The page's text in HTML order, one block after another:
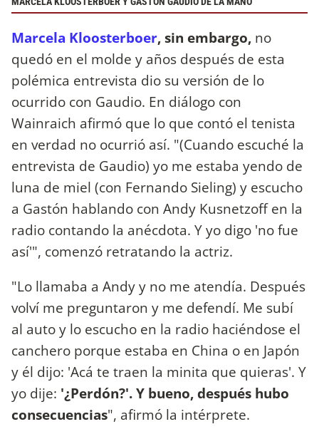
Marcela Kloosterboer, sin embargo, no
quedó en el molde y años después de esta
polémica entrevista dio su versión de lo
ocurrido con Gaudio. En diálogo con
Wainraich afirmó que lo que contó el tenista
en verdad no ocurrió así. "(Cuando escuché la
entrevista de Gaudio) yo me estaba yendo de
luna de miel (con Fernando Sieling) y escucho
a Gastón hablando con Andy Kusnetzoff en la
radio contando la anécdota. Y yo digo 'no fue
así'", comenzó retratando la actriz.
"Lo llamaba a Andy y no me atendía. Después
volví me preguntaron y me defendí. Me subí
al auto y lo escucho en la radio haciéndose el
canchero porque estaba en China o en Japón
y él dijo: 'Acá te traen la minita que quieras'. Y
yo dije: '¿Perdón?'. Y bueno, después hubo
consecuencias", afirmó la intérprete.